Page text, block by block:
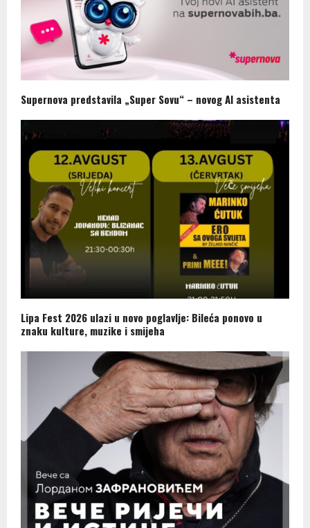
Supernova predstavila „Super Sovu“ – novog AI asistenta
Lipa Fest 2026 ulazi u novo poglavlje: Bileća ponovo u
znaku kulture, muzike i smijeha